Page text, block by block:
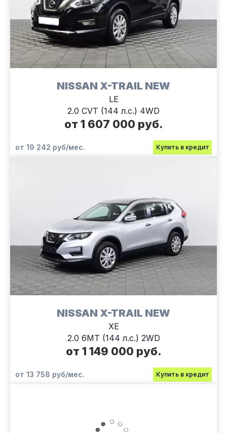
NISSAN X-TRAIL NEW
LE
2.0 CVT (144 л.с.) 4WD
от 1 607 000 руб.
от 19 242 руб/мес. Купить в кредит
NISSAN X-TRAIL NEW
XE
2.0 6МТ (144 л.с.) 2WD
от 1 149 000 руб.
от 13 758 руб/мес. Купить в кредит